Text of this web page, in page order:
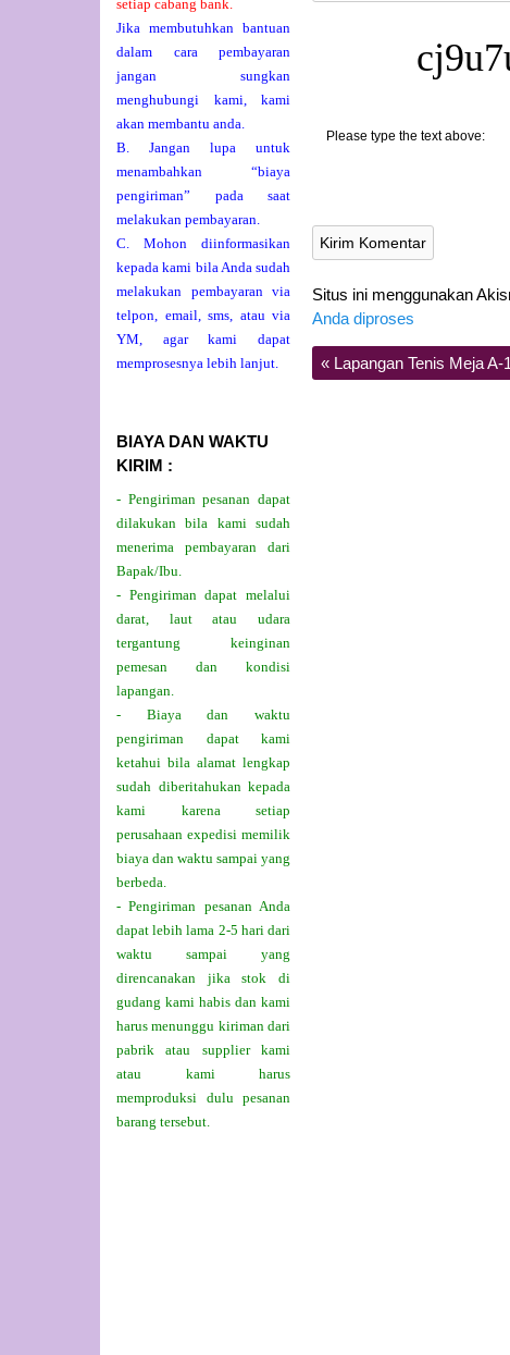
Please type the text above:
Situs ini menggunakan
Anda diproses
« Lapangan Tenis Meja A-
setiap cabang bank.
Jika membutuhkan bantuan
dalam cara pembayaran
jangan sungkan
menghubungi kami, kami
akan membantu anda.
B. Jangan lupa untuk
menambahkan “biaya
pengiriman” pada saat
melakukan pembayaran.
C. Mohon diinformasikan
kepada kami bila Anda sudah
melakukan pembayaran via
telpon, email, sms, atau via
YM, agar kami dapat
memprosesnya lebih lanjut.
BIAYA DAN WAKTU
KIRIM :
- Pengiriman pesanan dapat
dilakukan bila kami sudah
menerima pembayaran dari
Bapak/Ibu.
- Pengiriman dapat melalui
darat, laut atau udara
tergantung keinginan
pemesan dan kondisi
lapangan.
- Biaya dan waktu
pengiriman dapat kami
ketahui bila alamat lengkap
sudah diberitahukan kepada
kami karena setiap
perusahaan expedisi memilik
biaya dan waktu sampai yang
berbeda.
- Pengiriman pesanan Anda
dapat lebih lama 2-5 hari dari
waktu sampai yang
direncanakan jika stok di
gudang kami habis dan kami
harus menunggu kiriman dari
pabrik atau supplier kami
atau kami harus
memproduksi dulu pesanan
barang tersebut.